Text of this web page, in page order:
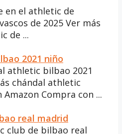
en el athletic de
de 2025 Ver más
de ...
2021 niño
athletic bilbao 2021
chándal athletic
Compra con ...
real madrid
club de bilbao real